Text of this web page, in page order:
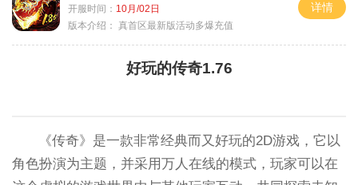
开服时间： 10月/02日
版本介绍： 真首区最新版活动多爆充值
详情
好玩的传奇1.76
《传奇》是一款非常经典而又好玩的2D游戏，它以
角色扮演为主题，并采用万人在线的模式，玩家可以在